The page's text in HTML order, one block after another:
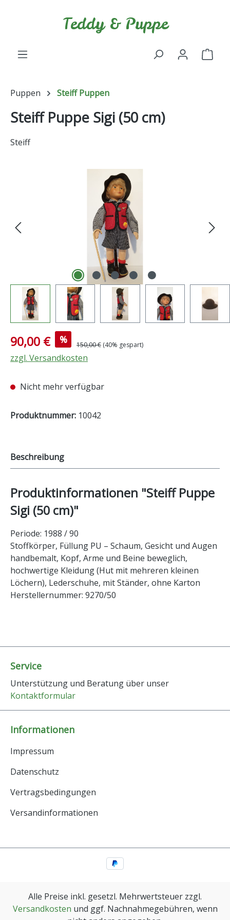
Teddy & Puppe
Puppen Steiff Puppen
Steiff Puppe Sigi (50 cm)
Steiff
Bildergalerie überspringen
Verkaufspreis:
90,00 € % Regulärer Preis:
150,00 € (40% gespart)
zzgl. Versandkosten
Nicht mehr verfügbar
Produktnummer: 10042
Beschreibung
Produktinformationen "Steiff Puppe
Sigi (50 cm)"
Periode: 1988 / 90
Stoffkörper, Füllung PU – Schaum, Gesicht und Augen
handbemalt, Kopf, Arme und Beine beweglich,
hochwertige Kleidung (Hut mit mehreren kleinen
Löchern), Lederschuhe, mit Ständer, ohne Karton
Herstellernummer: 9270/50
Service
Unterstützung und Beratung über unser
Kontaktformular
Informationen
Impressum
Datenschutz
Vertragsbedingungen
Versandinformationen
Alle Preise inkl. gesetzl. Mehrwertsteuer zzgl.
Versandkosten und ggf. Nachnahmegebühren, wenn